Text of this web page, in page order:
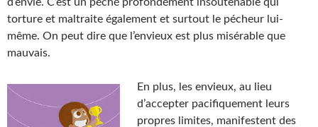
torture et maltraite également et surtout le pécheur lui-
même. On peut dire que l’envieux est plus misérable que
mauvais.
En plus, les envieux, au lieu
d’accepter pacifiquement leurs
propres limites, manifestent des